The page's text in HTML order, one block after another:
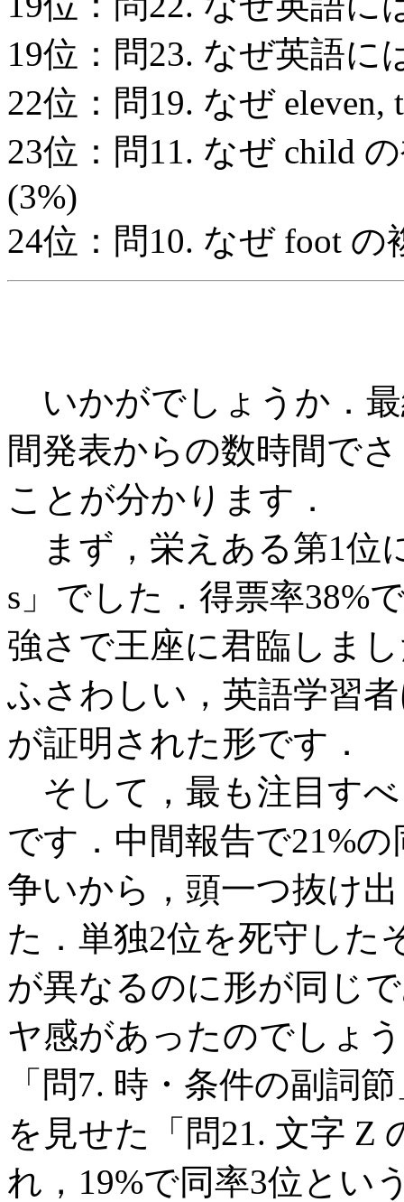
19位：問23. なぜ英語に
22位：問19. なぜ
23位：問11. なぜ child
(3%)
24位：問10. なぜ foot
いかがでしょうか．
間発表からの数時間で
ことが分かります．
まず，栄えある第1位
s」でした．得票率38%
強さで王座に君臨しま
ふさわしい，英語学習
が証明された形です．
そして，最も注目す
です．中間報告で21%
争いから，頭一つ抜け
た．単独2位を死守した
が異なるのに形が同じ
ヤ感があったのでしょ
「問7. 時・条件の副詞
を見せた「問21. 文字 Z
れ，19%で同率3位とい